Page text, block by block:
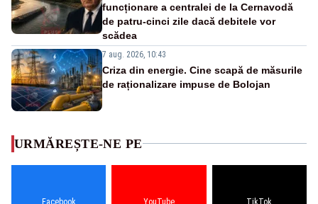
funcționare a centralei de la Cernavodă
de patru-cinci zile dacă debitele vor
scădea
7 aug. 2026, 10:43
Criza din energie. Cine scapă de măsurile
de raționalizare impuse de Bolojan
URMĂREȘTE-NE PE
Facebook YouTube TikTok